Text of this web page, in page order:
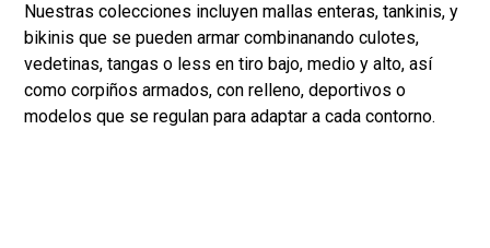
Nuestras colecciones incluyen mallas enteras, tankinis, y
bikinis que se pueden armar combinanando culotes,
vedetinas, tangas o less en tiro bajo, medio y alto, así
como corpiños armados, con relleno, deportivos o
modelos que se regulan para adaptar a cada contorno.